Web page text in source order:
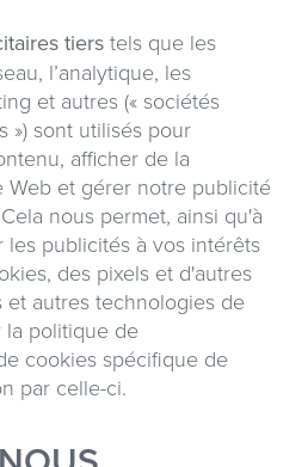
tiers tels que les
l’analytique, les
et autres (« sociétés
») sont utilisés pour
afficher de la
Web et gérer notre publicité
nous permet, ainsi qu'à
les publicités à vos intérêts
des pixels et d'autres
et autres technologies de
la politique de
cookies spécifique de
par celle-ci.